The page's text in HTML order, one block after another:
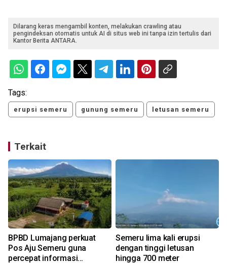
Dilarang keras mengambil konten, melakukan crawling atau
pengindeksan otomatis untuk AI di situs web ini tanpa izin tertulis dari
Kantor Berita ANTARA.
Tags:
erupsi semeru gunung semeru letusan semeru
Terkait
BPBD Lumajang perkuat
Pos Aju Semeru guna
percepat informasi
Semeru lima kali erupsi
dengan tinggi letusan
hingga 700 meter